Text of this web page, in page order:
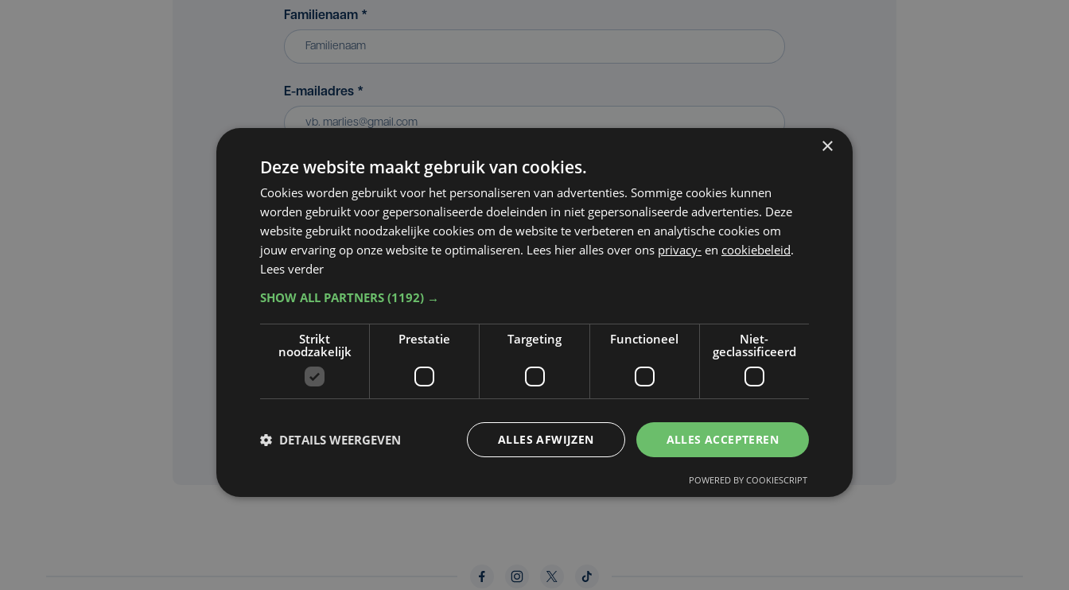
Familienaam *
E-mailadres *
Bedrijf of vereniging (indien van toepassing)
Website waarop de video gepubliceerd zal worden*
Google zijn van toepassing.
Aanvragen
×
Deze website maakt gebruik van cookies.
Cookies worden gebruikt voor het personaliseren van advertenties. Sommige cookies kunnen
worden gebruikt voor gepersonaliseerde doeleinden in niet gepersonaliseerde advertenties. Deze
website gebruikt noodzakelijke cookies om de website te verbeteren en analytische cookies om
jouw ervaring op onze website te optimaliseren. Lees hier alles over ons privacy- en cookiebeleid.
Lees verder
SHOW ALL PARTNERS (1192) →
Strikt
noodzakelijk
Prestatie Targeting Functioneel
Niet-
geclassificeerd
ALLES ACCEPTEREN
ALLES AFWIJZEN
DETAILS WEERGEVEN
POWERED BY COOKIESCRIPT